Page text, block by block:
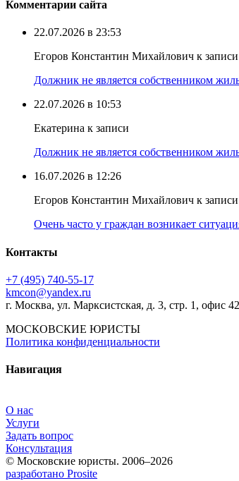
Комментарии сайта
22.07.2026 в 23:53
Егоров Константин Михайлович к записи
Должник не является собственником
22.07.2026 в 10:53
Екатерина к записи
Должник не является собственником
16.07.2026 в 12:26
Егоров Константин Михайлович к записи
Очень часто у граждан возникает
Контакты
+7 (495) 740‑55‑17
kmcon@yandex.ru
г. Москва, ул. Марксистская, д. 3, стр. 1, офис
МОСКОВСКИЕ ЮРИСТЫ
Политика конфиденциальности
Навигация
О нас
Услуги
Задать вопрос
Консультация
© Московские юристы. 2006–2026
разработано Prosite